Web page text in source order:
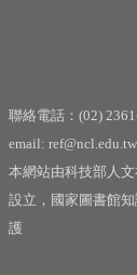
聯絡電話：(02)
email: ref@ncl.edu.tw
本網站由科技部人
設立，國家圖書館
護